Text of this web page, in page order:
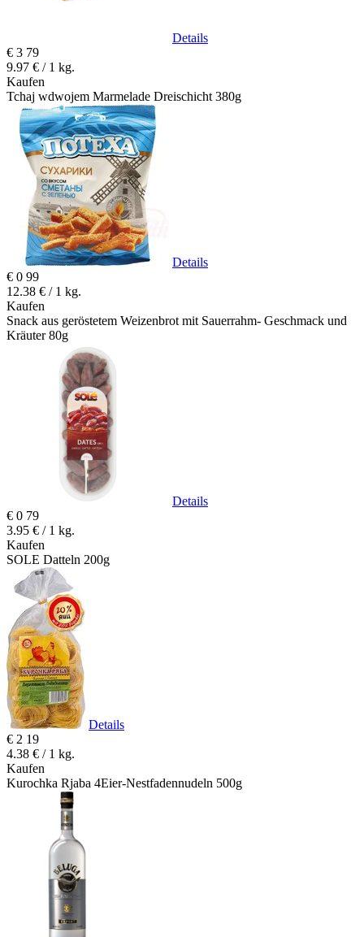
Details
€ 3 79
9.97 € / 1 kg.
Kaufen
Tchaj wdwojem Marmelade Dreischicht 380g
Details
€ 0 99
12.38 € / 1 kg.
Kaufen
Snack aus geröstetem Weizenbrot mit Sauerrahm- Geschmack und
Kräuter 80g
Details
€ 0 79
3.95 € / 1 kg.
Kaufen
SOLE Datteln 200g
Details
€ 2 19
4.38 € / 1 kg.
Kaufen
Kurochka Rjaba 4Eier-Nestfadennudeln 500g